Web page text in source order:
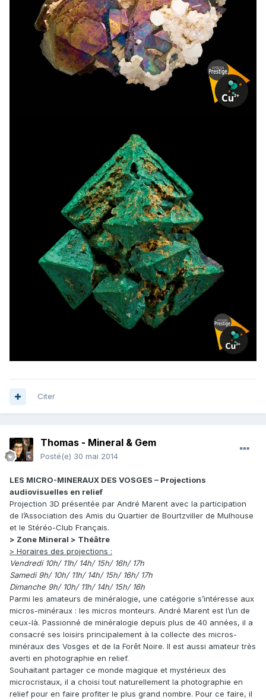
Citer
Thomas - Mineral & Gem
Posté(e) 30 mai 2014
LES MICRO-MINERAUX DES VOSGES – Projections
audiovisuelles en relief
Projection 3D présentée par André Marent avec la participation
de l’Association des Amis du Quartier de Bourtzviller de Mulhouse
et le Stéréo-Club Français.
> Zone Mineral > Théâtre
> Horaires des projections :
Vendredi 10h/ 11h/ 14h/ 15h/ 16h/ 17h
Samedi 9h/ 10h/ 11h/ 14h/ 15h/ 16h/ 17h
Dimanche 9h/ 10h/ 11h/ 14h/ 15h/ 16h
Parmi les amateurs de minéralogie, une catégorie s’intéresse aux
micros-minéraux : les micros monteurs. André Marent est l’un de
ceux-là. Passionné de minéralogie depuis plus de 40 années, il a
consacré ses loisirs principalement à la collecte des micros-
minéraux des Vosges et de la Forêt Noire. Il est aussi amateur très
averti en photographie en relief.
Souhaitant partager ce monde magique et mystérieux des
microcristaux, il a choisi tout naturellement la photographie en
relief pour en faire profiter le plus grand nombre. Pour ce faire, il